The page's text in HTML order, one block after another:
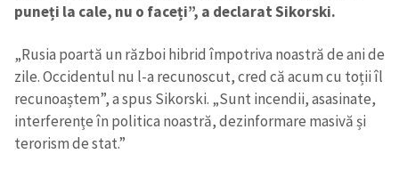
puneți la cale, nu o faceți”, a declarat Sikorski.
„Rusia poartă un război hibrid împotriva noastră de ani de
zile. Occidentul nu l-a recunoscut, cred că acum cu toții îl
recunoaștem”, a spus Sikorski. „Sunt incendii, asasinate,
interferențe în politica noastră, dezinformare masivă și
terorism de stat.”